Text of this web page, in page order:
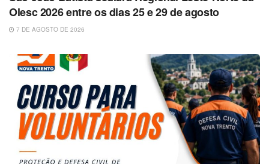
Olesc 2026 entre os dias 25 e 29 de agosto
7 DE AGOSTO DE 2026